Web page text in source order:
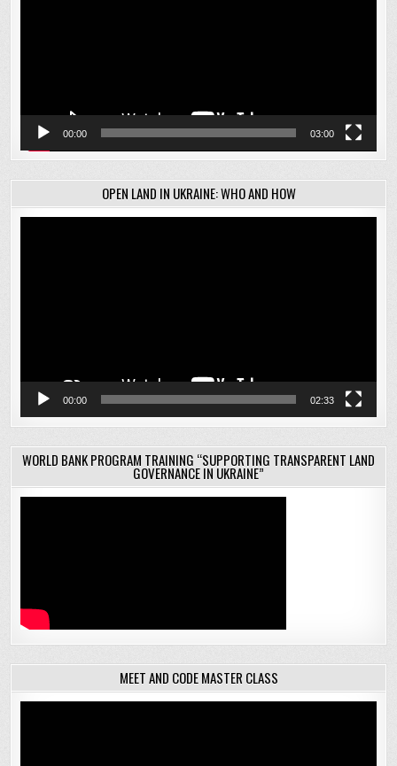
00:00 03:00
OPEN LAND IN UKRAINE: WHO AND HOW
00:00 02:33
WORLD BANK PROGRAM TRAINING “SUPPORTING TRANSPARENT LAND
GOVERNANCE IN UKRAINE”
MEET AND CODE MASTER CLASS